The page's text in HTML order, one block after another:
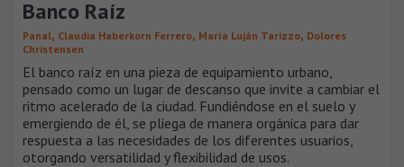
Banco Raíz
Panal, Claudia Haberkorn Ferrero, María Luján Tarizzo, Dolores
Christensen
El banco raíz en una pieza de equipamiento urbano,
pensado como un lugar de descanso que invite a cambiar el
ritmo acelerado de la ciudad. Fundiéndose en el suelo y
emergiendo de él, se pliega de manera orgánica para dar
respuesta a las necesidades de los diferentes usuarios,
otorgando versatilidad y flexibilidad de usos.